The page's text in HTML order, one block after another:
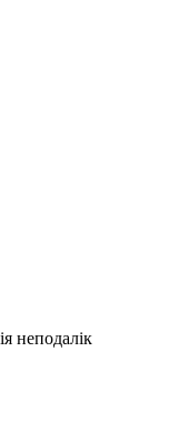
неподалік